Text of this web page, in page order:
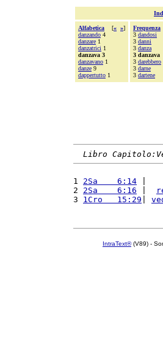
Alfabetica [« »]
danzando 4
danzare 1
danzatrici 1
danzava 3
danzavano 1
danze 9
dappertutto 1
Frequenza
3 dandosi
3 danni
3 danza
3 danzava
3 darebbero
3 darne
3 dartene
Libro
1 2Sa    6:14 |
2 2Sa    6:16
3 1Cro   15:29
IntraText®(V89) -